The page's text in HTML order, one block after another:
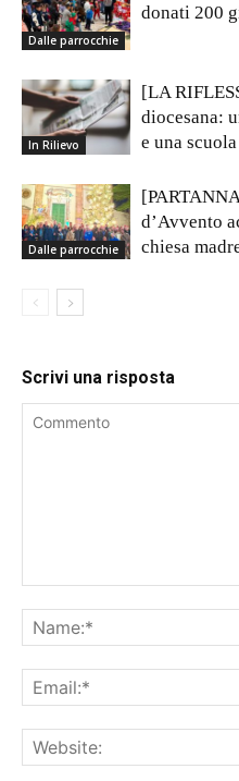
Dalle parrocchie
donati 200
In Rilievo
[LA
diocesana:
e una
Dalle parrocchie
d’Avvento
chiesa
Scrivi una risposta